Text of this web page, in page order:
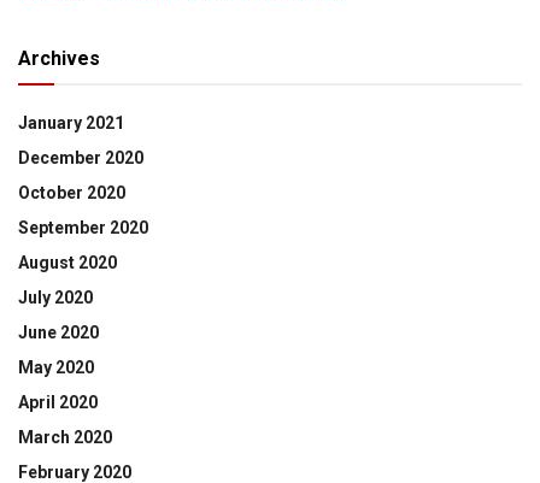
Archives
January 2021
December 2020
October 2020
September 2020
August 2020
July 2020
June 2020
May 2020
April 2020
March 2020
February 2020